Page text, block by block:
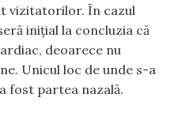
vizitatorilor. În cazul
inițial la concluzia că
deoarece nu
Unicul loc de unde s-a
fost partea nazală.